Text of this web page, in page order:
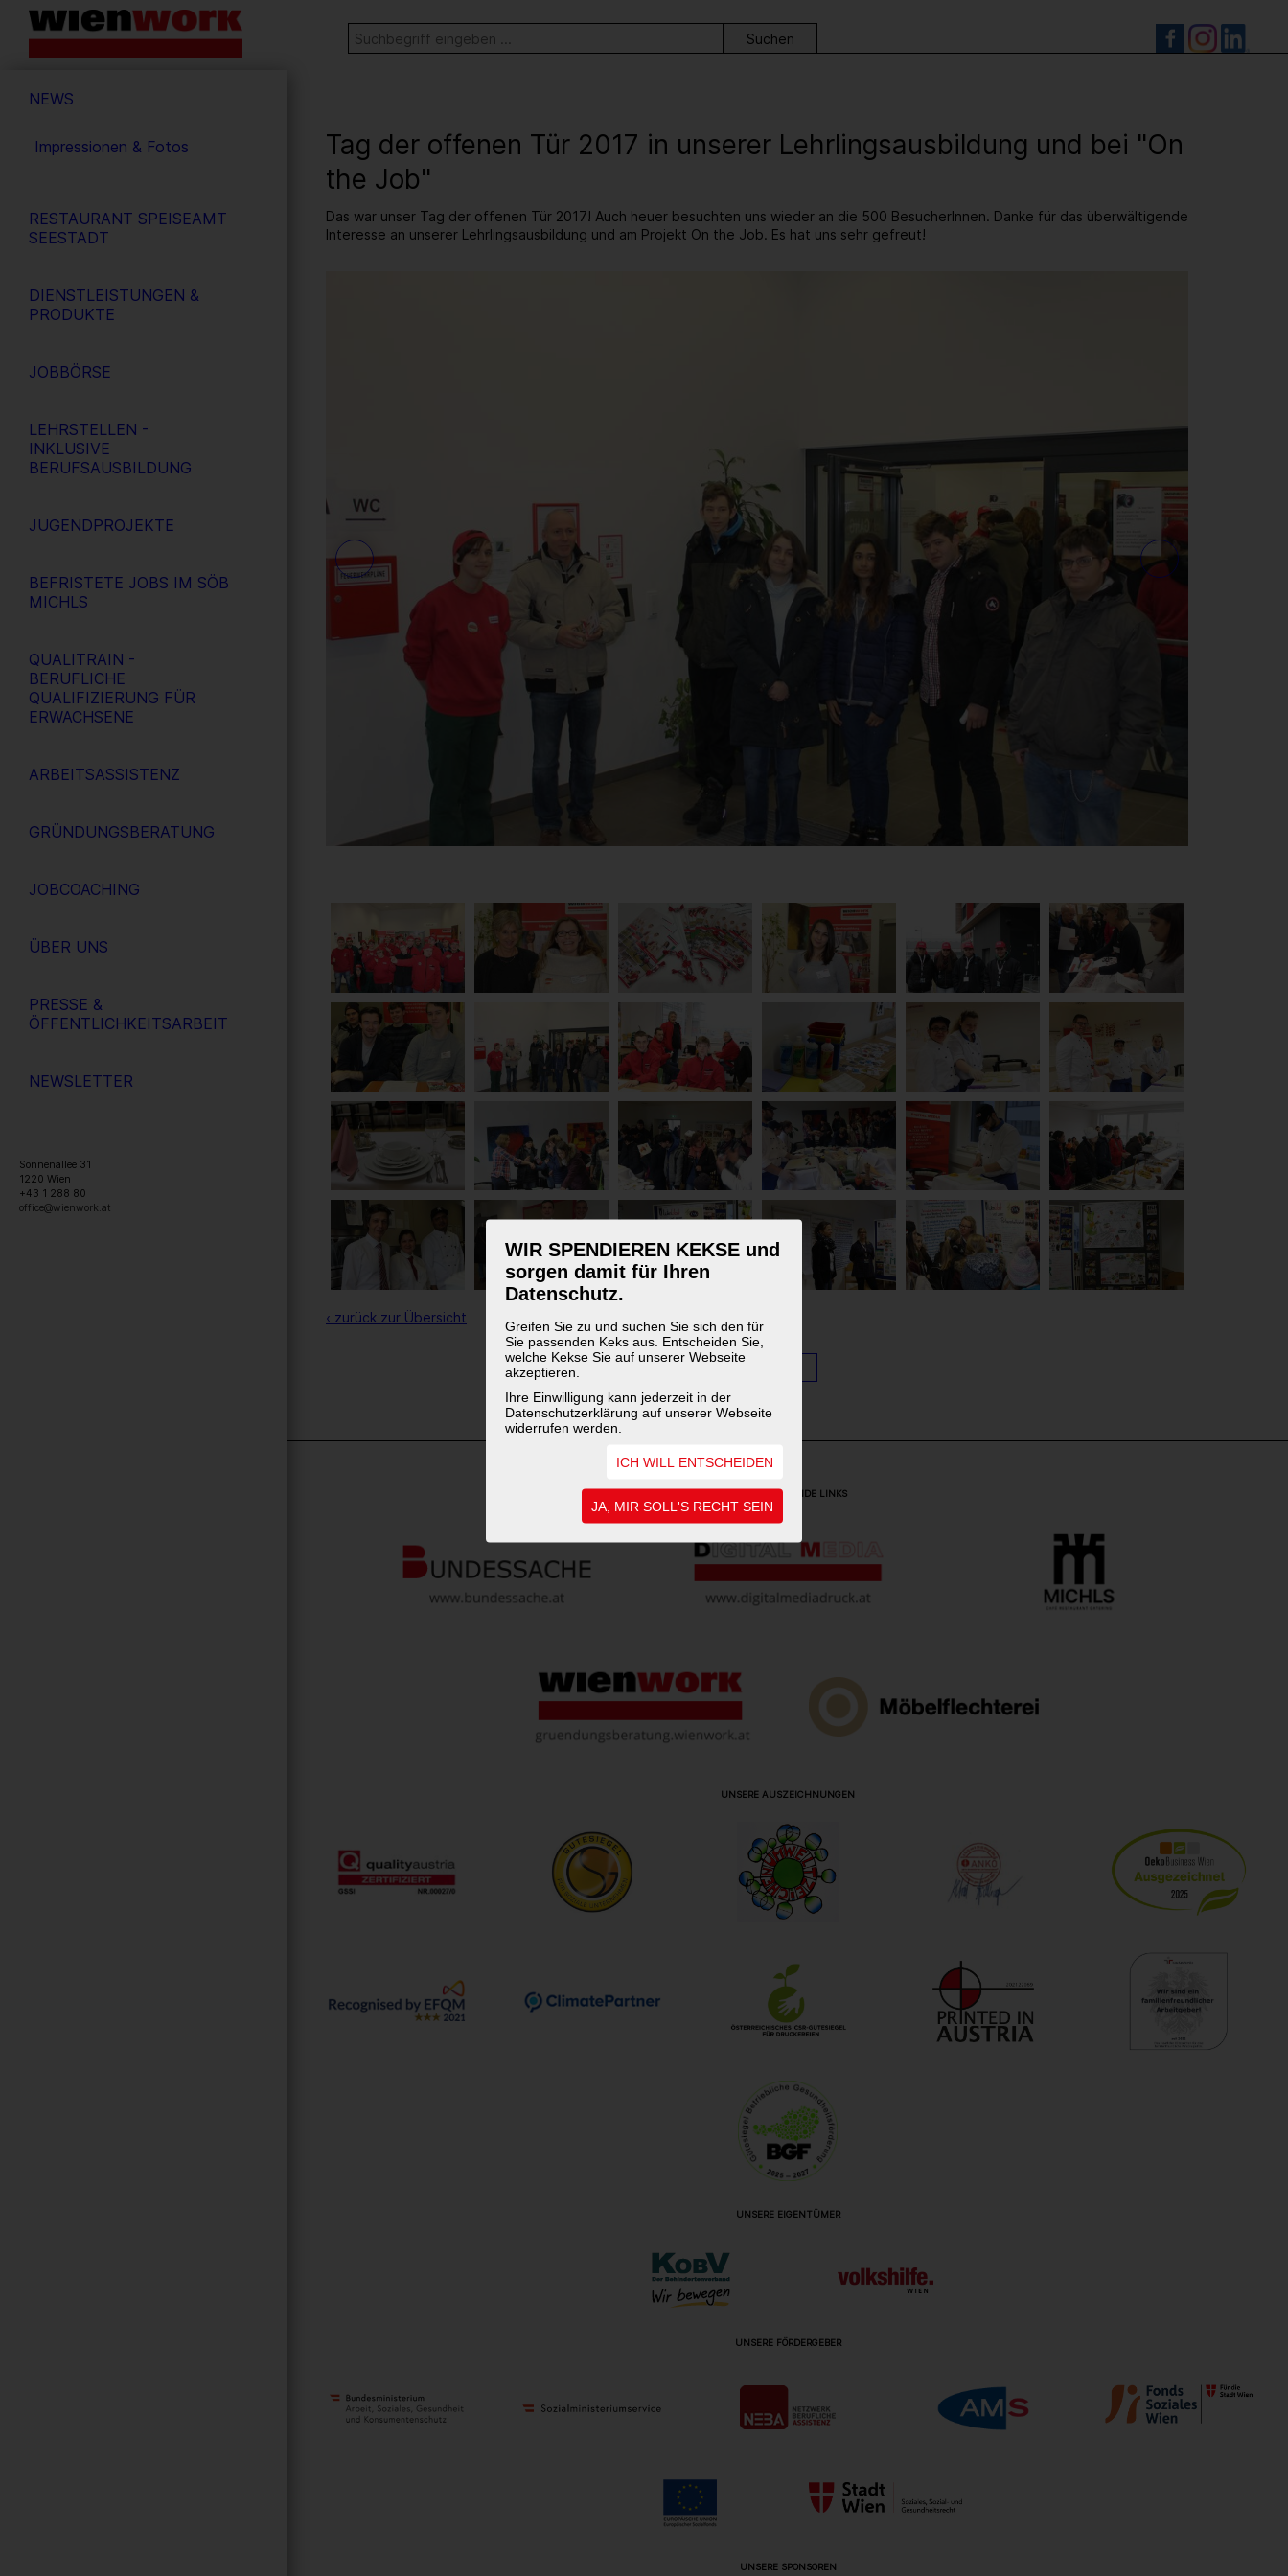
WIR SPENDIEREN KEKSE und
sorgen damit für Ihren
Datenschutz.
Greifen Sie zu und suchen Sie sich den für
Sie passenden Keks aus. Entscheiden Sie,
welche Kekse Sie auf unserer Webseite
akzeptieren.
Ihre Einwilligung kann jederzeit in der
Datenschutzerklärung auf unserer Webseite
widerrufen werden.
ICH WILL ENTSCHEIDEN
JA, MIR SOLL'S RECHT SEIN
Barrierefreie
Bedienung
Webseite
Stichwortsuche
SUCHE
NEWS
Impressionen & Fotos
RESTAURANT SPEISEAMT
SEESTADT
DIENSTLEISTUNGEN &
PRODUKTE
JOBBÖRSE
LEHRSTELLEN -
INKLUSIVE
BERUFSAUSBILDUNG
JUGENDPROJEKTE
BEFRISTETE JOBS IM SÖB
MICHLS
QUALITRAIN -
BERUFLICHE
QUALIFIZIERUNG FÜR
ERWACHSENE
ARBEITSASSISTENZ
GRÜNDUNGSBERATUNG
JOBCOACHING
ÜBER UNS
PRESSE &
ÖFFENTLICHKEITSARBEIT
NEWSLETTER
Sonnenallee 31
1220 Wien
+43 1 288 80
office@wienwork.at
Tag der offenen Tür 2017 in unserer Lehrlingsausbildung und bei "On
the Job"
Das war unser Tag der offenen Tür 2017! Auch heuer besuchten uns wieder an die 500 BesucherInnen. Danke für das überwältigende
Interesse an unserer Lehrlingsausbildung und am Projekt On the Job. Es hat uns sehr gefreut!
‹ zurück zur Übersicht
1 2
WEITERFÜHRENDE LINKS
UNSERE AUSZEICHNUNGEN
UNSERE EIGENTÜMER
UNSERE FÖRDERGEBER
UNSERE SPONSOREN